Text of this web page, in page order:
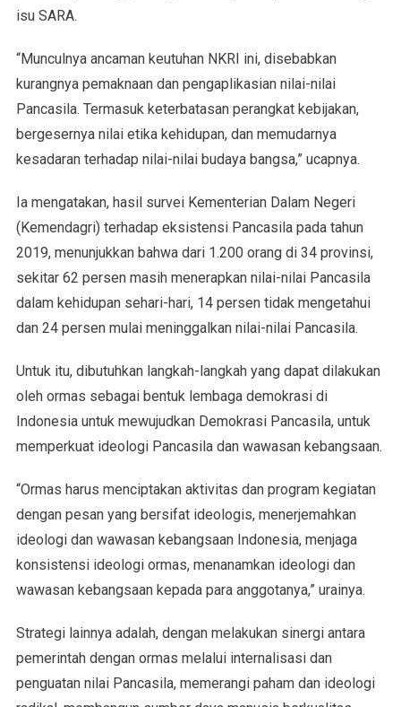
isu SARA.
“Munculnya ancaman keutuhan NKRI ini, disebabkan
kurangnya pemaknaan dan pengaplikasian nilai-nilai
Pancasila. Termasuk keterbatasan perangkat kebijakan,
bergesernya nilai etika kehidupan, dan memudarnya
kesadaran terhadap nilai-nilai budaya bangsa,” ucapnya.
Ia mengatakan, hasil survei Kementerian Dalam Negeri
(Kemendagri) terhadap eksistensi Pancasila pada tahun
2019, menunjukkan bahwa dari 1.200 orang di 34 provinsi,
sekitar 62 persen masih menerapkan nilai-nilai Pancasila
dalam kehidupan sehari-hari, 14 persen tidak mengetahui
dan 24 persen mulai meninggalkan nilai-nilai Pancasila.
Untuk itu, dibutuhkan langkah-langkah yang dapat dilakukan
oleh ormas sebagai bentuk lembaga demokrasi di
Indonesia untuk mewujudkan Demokrasi Pancasila, untuk
memperkuat ideologi Pancasila dan wawasan kebangsaan.
“Ormas harus menciptakan aktivitas dan program kegiatan
dengan pesan yang bersifat ideologis, menerjemahkan
ideologi dan wawasan kebangsaan Indonesia, menjaga
konsistensi ideologi ormas, menanamkan ideologi dan
wawasan kebangsaan kepada para anggotanya,” urainya.
Strategi lainnya adalah, dengan melakukan sinergi antara
pemerintah dengan ormas melalui internalisasi dan
penguatan nilai Pancasila, memerangi paham dan ideologi